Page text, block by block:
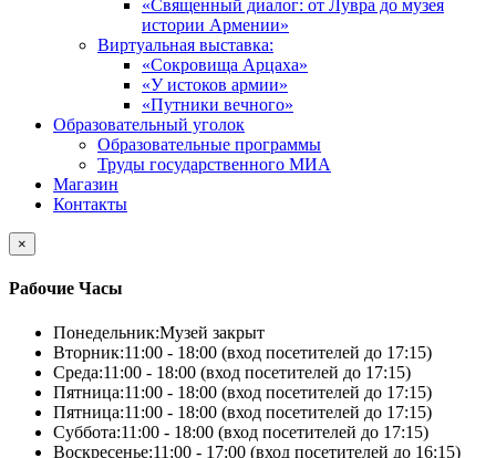
«Священный диалог: от Лувра до музея
истории Армении»
Виртуальная выставка:
«Сокровища Арцаха»
«У истоков армии»
«Путники вечного»
Образовательный уголок
Образовательные программы
Труды государственного МИА
Магазин
Контакты
×
Рабочие Часы
Понедельник:Музей закрыт
Вторник:11:00 - 18:00 (вход посетителей до 17:15)
Среда:11:00 - 18:00 (вход посетителей до 17:15)
Пятница:11:00 - 18:00 (вход посетителей до 17:15)
Пятница:11:00 - 18:00 (вход посетителей до 17:15)
Суббота:11:00 - 18:00 (вход посетителей до 17:15)
Воскресенье:11:00 - 17:00 (вход посетителей до 16:15)